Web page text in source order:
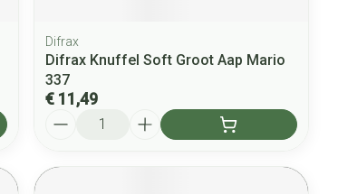
Difrax
Difrax Knuffel Soft Groot Aap Mario
337
€ 11,49